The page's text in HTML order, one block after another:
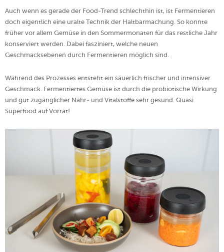
Auch wenn es gerade der Food-Trend schlechthin ist, ist Fermentieren
doch eigentlich eine uralte Technik der Haltbarmachung. So konnte
früher vor allem Gemüse in den Sommermonaten für das restliche Jahr
konserviert werden. Dabei fasziniert, welche neuen
Geschmacksebenen durch Fermentieren möglich sind.
Während des Prozesses entsteht ein säuerlich frischer und intensiver
Geschmack. Fermentiertes Gemüse ist durch die probiotische Wirkung
und gut zugänglicher Nähr- und Vitalstoffe sehr gesund. Quasi
Superfood auf Vorrat!